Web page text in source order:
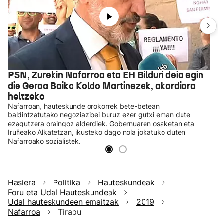
PSN, Zurekin Nafarroa eta EH Bilduri deia egin
die Geroa Baiko Koldo Martinezek, akordiora
heltzeko
Nafarroan, hauteskunde orokorrek bete-betean
baldintzatutako negoziazioei buruz ezer gutxi eman dute
ezagutzera oraingoz alderdiek. Gobernuaren osaketan eta
Iruñeako Alkatetzan, ikusteko dago nola jokatuko duten
Nafarroako sozialistek.
Hasiera Politika
Hauteskundeak
Foru eta Udal Hauteskundeak
Udal hauteskundeen emaitzak
2019
Nafarroa
Tirapu